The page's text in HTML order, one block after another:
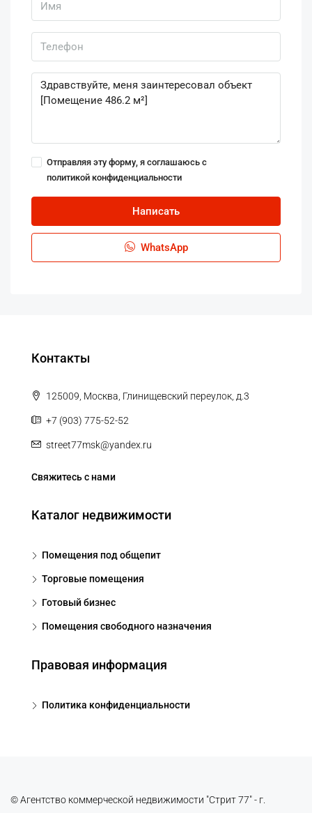
Отправляя эту форму, я соглашаюсь с
политикой конфиденциальности
Написать
WhatsApp
Контакты
125009, Москва, Глинищевский переулок, д.3
+7 (903) 775-52-52
street77msk@yandex.ru
Свяжитесь с нами
Каталог недвижимости
Помещения под общепит
Торговые помещения
Готовый бизнес
Помещения свободного назначения
Правовая информация
Политика конфиденциальности
© Агентство коммерческой недвижимости "Стрит 77" - г.